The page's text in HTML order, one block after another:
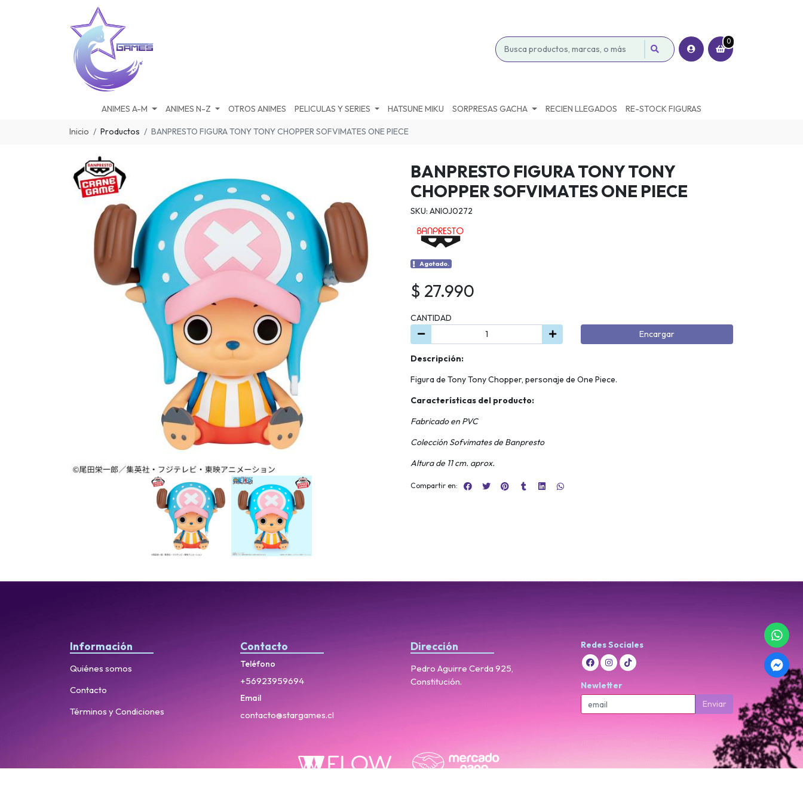
0
ANIMES A-M ANIMES N-Z OTROS ANIMES PELICULAS Y SERIES HATSUNE MIKU SORPRESAS GACHA RECIEN LLEGADOS RE-STOCK FIGURAS
Inicio Productos BANPRESTO FIGURA TONY TONY CHOPPER SOFVIMATES ONE PIECE
BANPRESTO FIGURA TONY TONY
CHOPPER SOFVIMATES ONE PIECE
SKU: ANIOJ0272
Agotado.
$ 27.990
CANTIDAD
Encargar
Descripción:
Figura de Tony Tony Chopper, personaje de One Piece.
Características del producto:
Fabricado en PVC
Colección Sofvimates de Banpresto
Altura de 11 cm. aprox.
Compartir en:
Información
Quiénes somos
Contacto
Términos y Condiciones
Contacto
Teléfono
+56923959694
Email
contacto@stargames.cl
Dirección
Pedro Aguirre Cerda 925,
Constitución.
Redes Sociales
Newletter
Enviar